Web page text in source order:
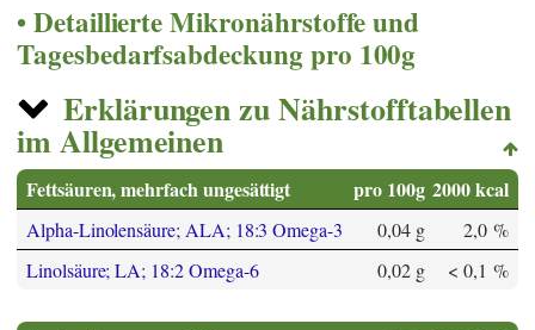
Detaillierte Mikronährstoffe und
Tagesbedarfsabdeckung pro 100g
Erklärungen zu Nährstofftabellen
im Allgemeinen
Fettsäuren, mehrfach ungesättigt pro 100g 2000 kcal
Alpha-Linolensäure; ALA; 18:3 Omega-3 0,04 g
2,0 %
Linolsäure; LA; 18:2 Omega-6
0,02 g < 0,1 %